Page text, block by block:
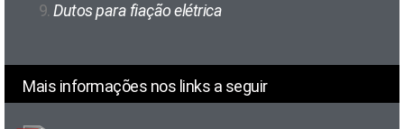
Dutos para fiação elétrica
Mais informações nos links a seguir